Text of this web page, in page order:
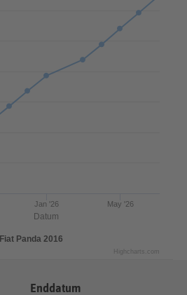
Datum
Fiat Panda 2016
Jan '26 May '26
Highcharts.com
Enddatum